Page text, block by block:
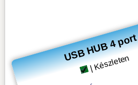
USB HUB 4 port
| Készleten